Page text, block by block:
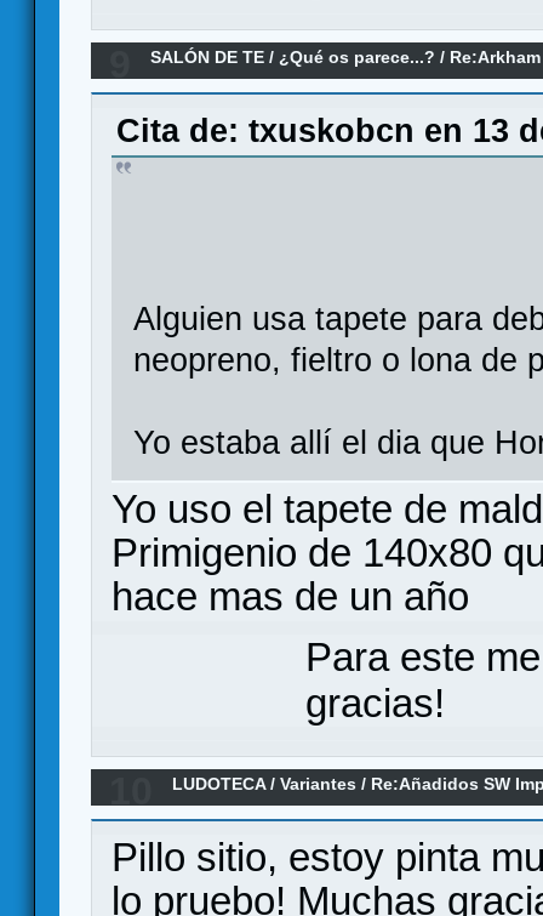
SALÓN DE TE / ¿Qué os parece...? /
Cita de: txuskobcn en 13
Alguien usa tapete para
neopreno, fieltro o lona de
Yo estaba allí el dia que
Yo uso el tapete de
Primigenio de 140x80
hace mas de un año
Para este
gracias!
LUDOTECA/Variantes / Re:Añadidos SW
Pillo sitio, estoy pinta
lo pruebo! Muchas